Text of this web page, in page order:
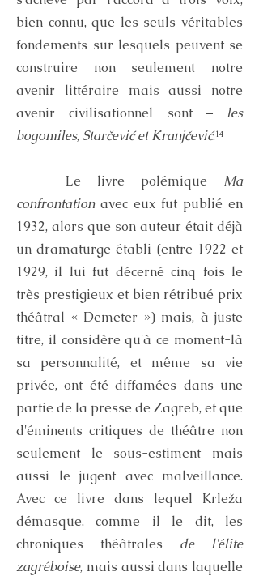
bien connu, que les seuls véritables
fondements sur lesquels peuvent se
construire non seulement notre
avenir littéraire mais aussi notre
avenir civilisationnel sont –les
bogomiles, Starčević et Kranjčević.¹⁴
Le livre polémique Ma
confrontationavec eux fut publié en
1932, alors que son auteur était déjà
un dramaturge établi (entre 1922 et
1929, il lui fut décerné cinq fois le
très prestigieux et bien rétribué prix
théâtral « Demeter ») mais, à juste
titre, il considère qu'à ce moment-là
sa personnalité, et même sa vie
privée, ont été diffamées dans une
partie de la presse de Zagreb, et que
d'éminents critiques de théâtre non
seulement le sous-estiment mais
aussi le jugent avec malveillance.
Avec ce livre dans lequel Krleža
démasque, comme il le dit, les
chroniques théâtrales de l'élite
zagréboise, mais aussi dans laquelle